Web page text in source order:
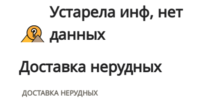
Устарела инф, нет
данных
Доставка нерудных
ДОСТАВКА НЕРУДНЫХ